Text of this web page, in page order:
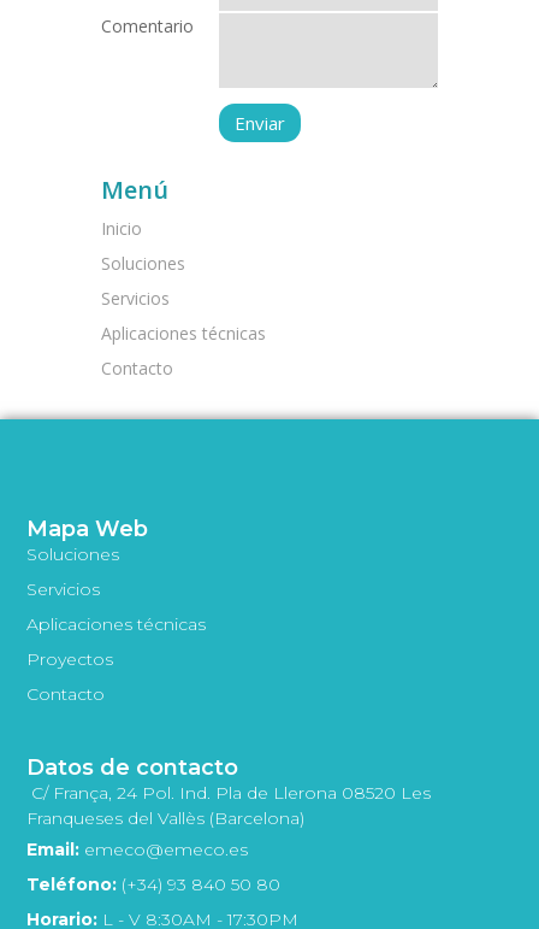
Comentario
Menú
Inicio
Soluciones
Servicios
Aplicaciones técnicas
Contacto
Mapa Web
Soluciones
Servicios
Aplicaciones técnicas
Proyectos
Contacto
Datos de contacto
C/ França, 24 Pol. Ind. Pla de Llerona 08520 Les
Franqueses del Vallès (Barcelona)
Email: emeco@emeco.es
Teléfono: (+34) 93 840 50 80
Horario: L - V 8:30AM - 17:30PM